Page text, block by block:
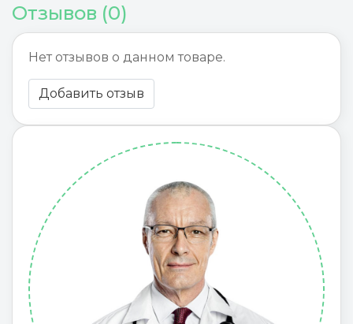
Отзывов (0)
Нет отзывов о данном товаре.
Добавить отзыв